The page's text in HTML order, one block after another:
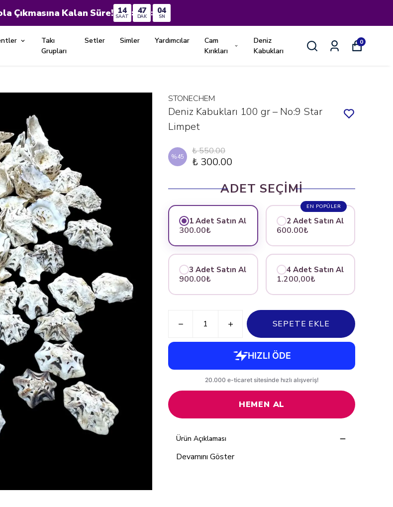
Çıkmasına Kalan Süre! 14
SAAT : 47
DAK : 02
SN
Takı
Grupları
Setler Simler Yardımcılar
Cam
Kırıkları
Deniz
Kabukları
0
STONECHEM
Deniz Kabukları 100 gr – No:9 Star
Limpet
%45
₺ 550.00
₺ 300.00
ADET SEÇİMİ
1 Adet Satın Al
300.00₺
EN POPÜLER
2 Adet Satın Al
600.00₺
3 Adet Satın Al
900.00₺
4 Adet Satın Al
1.200,00₺
SEPETE EKLE
HEMEN AL
Ürün Açıklaması
Devamını Göster